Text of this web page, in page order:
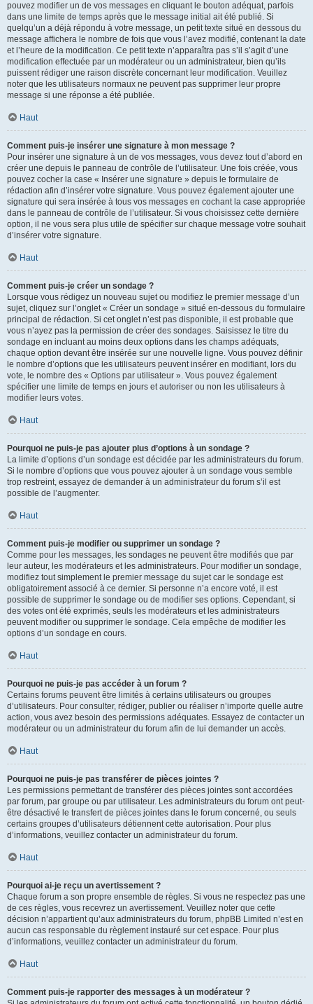
pouvez modifier un de vos messages en cliquant le bouton adéquat, parfois
dans une limite de temps après que le message initial ait été publié. Si
quelqu’un a déjà répondu à votre message, un petit texte situé en dessous du
message affichera le nombre de fois que vous l’avez modifié, contenant la date
et l’heure de la modification. Ce petit texte n’apparaîtra pas s’il s’agit d’une
modification effectuée par un modérateur ou un administrateur, bien qu’ils
puissent rédiger une raison discrète concernant leur modification. Veuillez
noter que les utilisateurs normaux ne peuvent pas supprimer leur propre
message si une réponse a été publiée.
Haut
Comment puis-je insérer une signature à mon message ?
Pour insérer une signature à un de vos messages, vous devez tout d’abord en
créer une depuis le panneau de contrôle de l’utilisateur. Une fois créée, vous
pouvez cocher la case « Insérer une signature » depuis le formulaire de
rédaction afin d’insérer votre signature. Vous pouvez également ajouter une
signature qui sera insérée à tous vos messages en cochant la case appropriée
dans le panneau de contrôle de l’utilisateur. Si vous choisissez cette dernière
option, il ne vous sera plus utile de spécifier sur chaque message votre souhait
d’insérer votre signature.
Haut
Comment puis-je créer un sondage ?
Lorsque vous rédigez un nouveau sujet ou modifiez le premier message d’un
sujet, cliquez sur l’onglet « Créer un sondage » situé en-dessous du formulaire
principal de rédaction. Si cet onglet n’est pas disponible, il est probable que
vous n’ayez pas la permission de créer des sondages. Saisissez le titre du
sondage en incluant au moins deux options dans les champs adéquats,
chaque option devant être insérée sur une nouvelle ligne. Vous pouvez définir
le nombre d’options que les utilisateurs peuvent insérer en modifiant, lors du
vote, le nombre des « Options par utilisateur ». Vous pouvez également
spécifier une limite de temps en jours et autoriser ou non les utilisateurs à
modifier leurs votes.
Haut
Pourquoi ne puis-je pas ajouter plus d’options à un sondage ?
La limite d’options d’un sondage est décidée par les administrateurs du forum.
Si le nombre d’options que vous pouvez ajouter à un sondage vous semble
trop restreint, essayez de demander à un administrateur du forum s’il est
possible de l’augmenter.
Haut
Comment puis-je modifier ou supprimer un sondage ?
Comme pour les messages, les sondages ne peuvent être modifiés que par
leur auteur, les modérateurs et les administrateurs. Pour modifier un sondage,
modifiez tout simplement le premier message du sujet car le sondage est
obligatoirement associé à ce dernier. Si personne n’a encore voté, il est
possible de supprimer le sondage ou de modifier ses options. Cependant, si
des votes ont été exprimés, seuls les modérateurs et les administrateurs
peuvent modifier ou supprimer le sondage. Cela empêche de modifier les
options d’un sondage en cours.
Haut
Pourquoi ne puis-je pas accéder à un forum ?
Certains forums peuvent être limités à certains utilisateurs ou groupes
d’utilisateurs. Pour consulter, rédiger, publier ou réaliser n’importe quelle autre
action, vous avez besoin des permissions adéquates. Essayez de contacter un
modérateur ou un administrateur du forum afin de lui demander un accès.
Haut
Pourquoi ne puis-je pas transférer de pièces jointes ?
Les permissions permettant de transférer des pièces jointes sont accordées
par forum, par groupe ou par utilisateur. Les administrateurs du forum ont peut-
être désactivé le transfert de pièces jointes dans le forum concerné, ou seuls
certains groupes d’utilisateurs détiennent cette autorisation. Pour plus
d’informations, veuillez contacter un administrateur du forum.
Haut
Pourquoi ai-je reçu un avertissement ?
Chaque forum a son propre ensemble de règles. Si vous ne respectez pas une
de ces règles, vous recevrez un avertissement. Veuillez noter que cette
décision n’appartient qu’aux administrateurs du forum, phpBB Limited n’est en
aucun cas responsable du règlement instauré sur cet espace. Pour plus
d’informations, veuillez contacter un administrateur du forum.
Haut
Comment puis-je rapporter des messages à un modérateur ?